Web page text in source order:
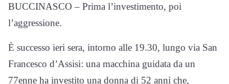
BUCCINASCO – Prima l’investimento, poi
l’aggressione.
È successo ieri sera, intorno alle 19.30, lungo via San
Francesco d’Assisi: una macchina guidata da un
77enne ha investito una donna di 52 anni che,